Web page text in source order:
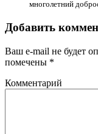
многолетний
Добавить
Ваш e-mail не будет
помечены *
Комментарий